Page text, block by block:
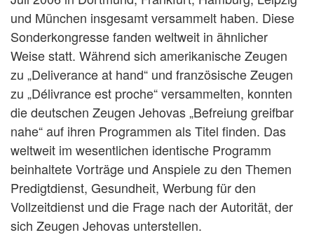
und München insgesamt versammelt haben. Diese
Sonderkongresse fanden weltweit in ähnlicher
Weise statt. Während sich amerikanische Zeugen
zu „Deliverance at hand“ und französische Zeugen
zu „Délivrance est proche“ versammelten, konnten
die deutschen Zeugen Jehovas „Befreiung greifbar
nahe“ auf ihren Programmen als Titel finden. Das
weltweit im wesentlichen identische Programm
beinhaltete Vorträge und Anspiele zu den Themen
Predigtdienst, Gesundheit, Werbung für den
Vollzeitdienst und die Frage nach der Autorität, der
sich Zeugen Jehovas unterstellen.